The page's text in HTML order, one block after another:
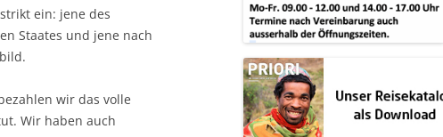
OSTERN 2021 IN MADAGASKAR
CORONA MADAGASKAR APRIL
2021
ein: jene des
Staates und jene nach
wir das volle
Wir haben auch